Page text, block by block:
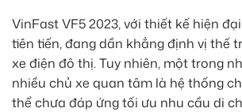
VinFast VF5 2023, với thiết kế hiện
tiên tiến, đang dần khẳng định vị thế
xe điện đô thị. Tuy nhiên, một trong
nhiều chủ xe quan tâm là hệ thống
thể chưa đáp ứng tối ưu nhu cầu di